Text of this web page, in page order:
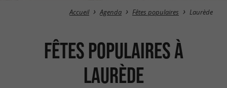
Accueil Agenda Fêtes populaires Laurède
Fêtes populaires à
Laurède